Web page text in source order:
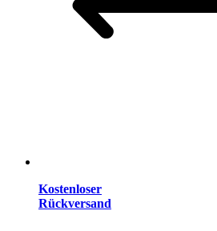
Kostenloser
Rückversand